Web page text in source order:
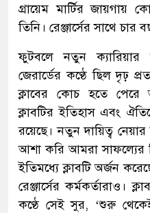
গ্রায়েম মার্টির জায়গায়
তিনি। রেঞ্জার্সের সাথে
ফুটবলে নতুন
জেরার্ডের কণ্ঠে ছিল দৃঢ়
ক্লাবের কোচ হতে পেরে
ক্লাবটির ইতিহাস এবং
রয়েছে। নতুন দায়িত্ব
আশা করি আমরা সাফল্যের
ইতিমধ্যে ক্লাবটি অর্জন
রেঞ্জার্সের কর্মকর্তারাও।
কণ্ঠে সেই সুর, ‘শুরু